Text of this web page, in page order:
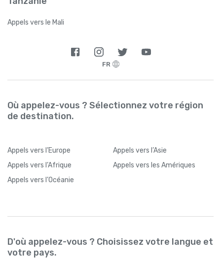
Appels vers le Mali
FR
Où appelez-vous ? Sélectionnez votre région
de destination.
Appels vers l’Europe Appels vers l’Asie
Appels vers l’Afrique Appels vers les Amériques
Appels vers l’Océanie
D'où appelez-vous ? Choisissez votre langue et
votre pays.